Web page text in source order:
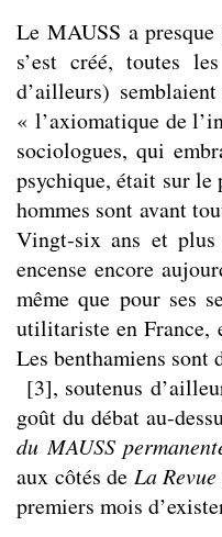
Le MAUSS a
s’est créé, toutes
d’ailleurs)
« l’axiomatique de
sociologues, qui
psychique, était sur le
hommes sont avant
Vingt-six ans et
encense encore
même que pour ses
utilitariste en France,
Les benthamiens sont
[3], soutenus
goût du débat au-
du MAUSS
aux côtés de La
premiers mois